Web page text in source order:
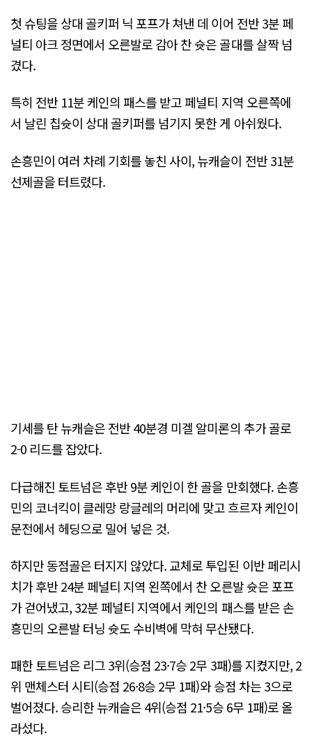
첫 슈팅을 상대 골키퍼 닉 포프가 쳐낸 데 이어 전반 3분 페
널티 아크 정면에서 오른발로 감아 찬 슛은 골대를 살짝 넘
겼다.
특히 전반 11분 케인의 패스를 받고 페널티 지역 오른쪽에
서 날린 칩슛이 상대 골키퍼를 넘기지 못한 게 아쉬웠다.
손흥민이 여러 차례 기회를 놓친 사이, 뉴캐슬이 전반 31분
선제골을 터트렸다.
기세를 탄 뉴캐슬은 전반 40분경 미겔 알미론의 추가 골로
2-0 리드를 잡았다.
다급해진 토트넘은 후반 9분 케인이 한 골을 만회했다. 손흥
민의 코너킥이 클레망 랑글레의 머리에 맞고 흐르자 케인이
문전에서 헤딩으로 밀어 넣은 것.
하지만 동점골은 터지지 않았다. 교체로 투입된 이반 페리시
치가 후반 24분 페널티 지역 왼쪽에서 찬 오른발 슛은 포프
가 걷어냈고, 32분 페널티 지역에서 케인의 패스를 받은 손
흥민의 오른발 터닝 슛도 수비벽에 막혀 무산됐다.
패한 토트넘은 리그 3위(승점 23·7승 2무 3패)를 지켰지만, 2
위 맨체스터 시티(승점 26·8승 2무 1패)와 승점 차는 3으로
벌어졌다. 승리한 뉴캐슬은 4위(승점 21·5승 6무 1패)로 올
라섰다.